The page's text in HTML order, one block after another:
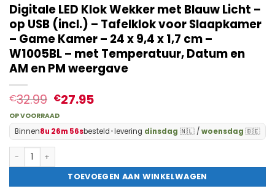
Digitale LED Klok Wekker met Blauw Licht –
op USB (incl.) – Tafelklok voor Slaapkamer
– Game Kamer – 24 x 9,4 x 1,7 cm –
W1005BL – met Temperatuur, Datum en
AM en PM weergave
€32.99 €27.95
OP VOORRAAD
Binnen8u 26m 55sbesteld•levering dinsdag 🇳🇱 /woensdag 🇧🇪
Digitale LED Klok Wekker met Blauw Licht - op USB (incl.) -
TOEVOEGEN AAN WINKELWAGEN